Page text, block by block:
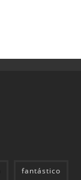
fantástico